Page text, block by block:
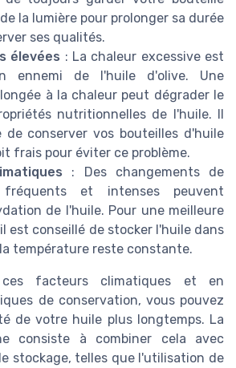
de la lumière pour prolonger sa durée
ses qualités.
élevées : La chaleur excessive est
ennemi de l'huile d'olive. Une
à la chaleur peut dégrader le
nutritionnelles de l'huile. Il
de conserver vos bouteilles d'huile
frais pour éviter ce problème.
: Des changements de
fréquents et intenses peuvent
de l'huile. Pour une meilleure
est conseillé de stocker l'huile dans
température reste constante.
ces facteurs climatiques et en
de conservation, vous pouvez
de votre huile plus longtemps. La
consiste à combiner cela avec
stockage, telles que l'utilisation de